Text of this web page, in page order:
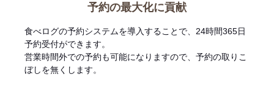
予約の最大化に貢献
食べログの予約システムを導入することで、24時間365日
予約受付ができます。
営業時間外での予約も可能になりますので、予約の取りこ
ぼしを無くします。